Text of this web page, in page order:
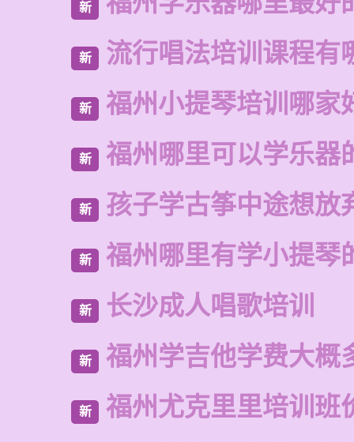
新
新 流行唱法培训课程有
新 福州小提琴培训哪家
新 福州哪里可以学乐器
新 孩子学古筝中途想放
新 福州哪里有学小提琴
新 长沙成人唱歌培训
新 福州学吉他学费大概
新 福州尤克里里培训班